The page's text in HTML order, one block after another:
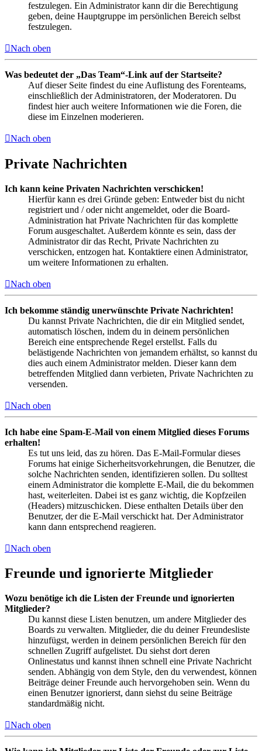
festzulegen. Ein Administrator kann dir die Berechtigung
geben, deine Hauptgruppe im persönlichen Bereich selbst
festzulegen.
Nach oben
Was bedeutet der „Das Team“-Link auf der Startseite?
Auf dieser Seite findest du eine Auflistung des Forenteams,
einschließlich der Administratoren, der Moderatoren. Du
findest hier auch weitere Informationen wie die Foren, die
diese im Einzelnen moderieren.
Nach oben
Private Nachrichten
Ich kann keine Privaten Nachrichten verschicken!
Hierfür kann es drei Gründe geben: Entweder bist du nicht
registriert und / oder nicht angemeldet, oder die Board-
Administration hat Private Nachrichten für das komplette
Forum ausgeschaltet. Außerdem könnte es sein, dass der
Administrator dir das Recht, Private Nachrichten zu
verschicken, entzogen hat. Kontaktiere einen Administrator,
um weitere Informationen zu erhalten.
Nach oben
Ich bekomme ständig unerwünschte Private Nachrichten!
Du kannst Private Nachrichten, die dir ein Mitglied sendet,
automatisch löschen, indem du in deinem persönlichen
Bereich eine entsprechende Regel erstellst. Falls du
belästigende Nachrichten von jemandem erhältst, so kannst du
dies auch einem Administrator melden. Dieser kann dem
betreffenden Mitglied dann verbieten, Private Nachrichten zu
versenden.
Nach oben
Ich habe eine Spam-E-Mail von einem Mitglied dieses Forums
erhalten!
Es tut uns leid, das zu hören. Das E-Mail-Formular dieses
Forums hat einige Sicherheitsvorkehrungen, die Benutzer, die
solche Nachrichten senden, identifizieren sollen. Du solltest
einem Administrator die komplette E-Mail, die du bekommen
hast, weiterleiten. Dabei ist es ganz wichtig, die Kopfzeilen
(Headers) mitzuschicken. Diese enthalten Details über den
Benutzer, der die E-Mail verschickt hat. Der Administrator
kann dann entsprechend reagieren.
Nach oben
Freunde und ignorierte Mitglieder
Wozu benötige ich die Listen der Freunde und ignorierten
Mitglieder?
Du kannst diese Listen benutzen, um andere Mitglieder des
Boards zu verwalten. Mitglieder, die du deiner Freundesliste
hinzufügst, werden in deinem persönlichen Bereich für den
schnellen Zugriff aufgelistet. Du siehst dort deren
Onlinestatus und kannst ihnen schnell eine Private Nachricht
senden. Abhängig von dem Style, den du verwendest, können
Beiträge deiner Freunde auch hervorgehoben sein. Wenn du
einen Benutzer ignorierst, dann siehst du seine Beiträge
standardmäßig nicht.
Nach oben